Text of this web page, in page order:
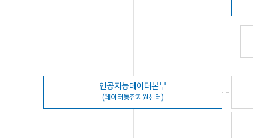
인공지능데이터본부
(데이터통합지원센터)